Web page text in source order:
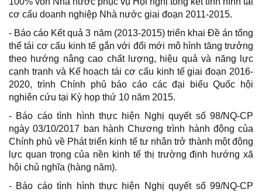
cơ cấu doanh nghiệp Nhà nước giai đoạn 2011-2015.
- Báo cáo Kết quả 3 năm (2013-2015) triển khai Đề án tổng
thể tái cơ cấu kinh tế gắn với đổi mới mô hình tăng trưởng
theo hướng nâng cao chất lượng, hiệu quả và năng lực
cạnh tranh và Kế hoạch tái cơ cấu kinh tế giai đoạn 2016-
2020, trình Chính phủ báo cáo các đại biểu Quốc hội
nghiên cứu tại Kỳ họp thứ 10 năm 2015.
- Báo cáo tình hình thực hiện Nghị quyết số 98/NQ-CP
ngày 03/10/2017 ban hành Chương trình hành động của
Chính phủ về Phát triển kinh tế tư nhân trở thành một động
lực quan trọng của nền kinh tế thị trường định hướng xã
hội chủ nghĩa (hàng năm).
- Báo cáo tình hình thực hiện Nghị quyết số 99/NQ-CP